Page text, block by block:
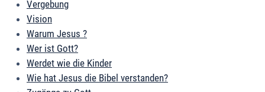
Vergebung
Vision
Warum Jesus ?
Wer ist Gott?
Werdet wie die Kinder
Wie hat Jesus die Bibel verstanden?